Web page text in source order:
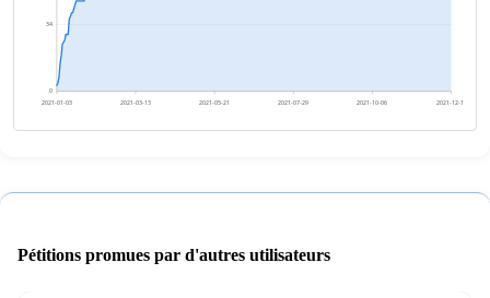
0
34
2021-01-03 2021-03-13 2021-05-21 2021-07-29 2021-10-06 2021-12-14
Pétitions promues par d'autres utilisateurs